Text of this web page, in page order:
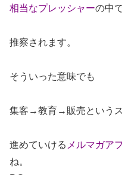
相当なプレッシャーの中
推察されます。
そういった意味でも
集客→教育→販売という
進めていける メルマガア
ね。